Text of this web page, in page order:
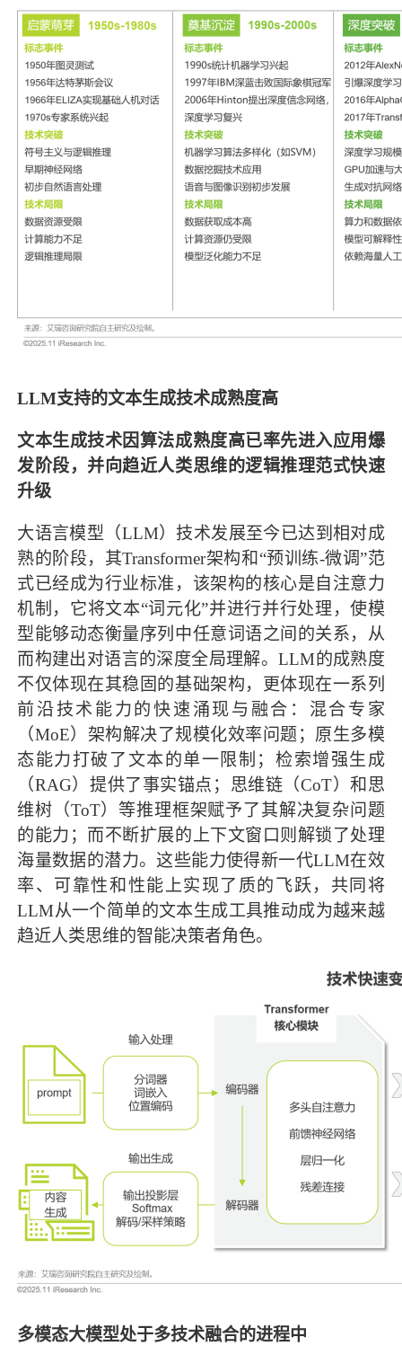
LLM支持的文本生成技术成熟度高
文本生成技术因算法成熟度高已率先进入应用爆
发阶段，并向趋近人类思维的逻辑推理范式快速
升级
大语言模型（LLM）技术发展至今已达到相对成
熟的阶段，其Transformer架构和“预训练-微调”范
式已经成为行业标准，该架构的核心是自注意力
机制，它将文本“词元化”并进行并行处理，使模
型能够动态衡量序列中任意词语之间的关系，从
而构建出对语言的深度全局理解。LLM的成熟度
不仅体现在其稳固的基础架构，更体现在一系列
前沿技术能力的快速涌现与融合：混合专家
（MoE）架构解决了规模化效率问题；原生多模
态能力打破了文本的单一限制；检索增强生成
（RAG）提供了事实锚点；思维链（CoT）和思
维树（ToT）等推理框架赋予了其解决复杂问题
的能力；而不断扩展的上下文窗口则解锁了处理
海量数据的潜力。这些能力使得新一代LLM在效
率、可靠性和性能上实现了质的飞跃，共同将
LLM从一个简单的文本生成工具推动成为越来越
趋近人类思维的智能决策者角色。
多模态大模型处于多技术融合的进程中